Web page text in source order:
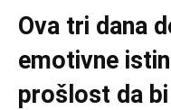
Ova tri dana
emotivne
prošlost da